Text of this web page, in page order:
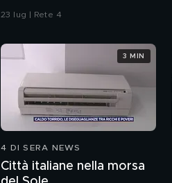
Vigevano il 13 agosto?
23 lug | Rete 4
4 DI SERA NEWS
Città italiane nella morsa
3 MIN